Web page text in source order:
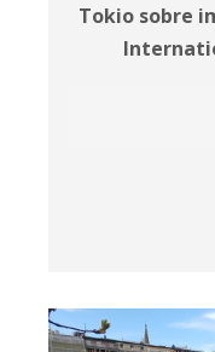
Tokio sobre